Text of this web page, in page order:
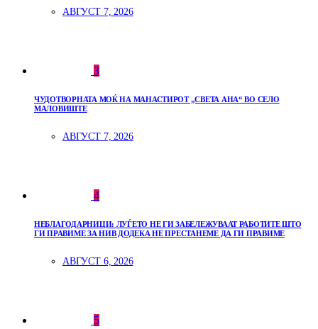
АВГУСТ 7, 2026
3
ЧУДОТВОРНАТА МОЌ НА МАНАСТИРОТ „СВЕТА АНА“ ВО СЕЛО
МАЛОВИШТЕ
АВГУСТ 7, 2026
4
НЕБЛАГОДАРНИЦИ: ЛУЃЕТО НЕ ГИ ЗАБЕЛЕЖУВААТ РАБОТИТЕ ШТО
ГИ ПРАВИМЕ ЗА НИВ ДОДЕКА НЕ ПРЕСТАНЕМЕ ДА ГИ ПРАВИМЕ
АВГУСТ 6, 2026
5